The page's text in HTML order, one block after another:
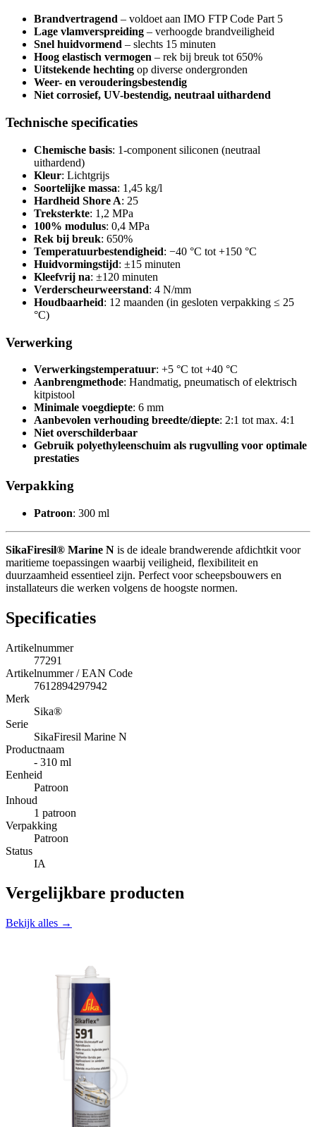
Brandvertragend – voldoet aan IMO FTP Code Part 5
Lage vlamverspreiding – verhoogde brandveiligheid
Snel huidvormend – slechts 15 minuten
Hoog elastisch vermogen – rek bij breuk tot 650%
Uitstekende hechting op diverse ondergronden
Weer- en verouderingsbestendig
Niet corrosief, UV-bestendig, neutraal uithardend
Technische specificaties
Chemische basis: 1-component siliconen (neutraal
uithardend)
Kleur: Lichtgrijs
Soortelijke massa: 1,45 kg/l
Hardheid Shore A: 25
Treksterkte: 1,2 MPa
100% modulus: 0,4 MPa
Rek bij breuk: 650%
Temperatuurbestendigheid: −40 °C tot +150 °C
Huidvormingstijd: ±15 minuten
Kleefvrij na: ±120 minuten
Verderscheurweerstand: 4 N/mm
Houdbaarheid: 12 maanden (in gesloten verpakking ≤ 25
°C)
Verwerking
Verwerkingstemperatuur: +5 °C tot +40 °C
Aanbrengmethode: Handmatig, pneumatisch of elektrisch
kitpistool
Minimale voegdiepte: 6 mm
Aanbevolen verhouding breedte/diepte: 2:1 tot max. 4:1
Niet overschilderbaar
Gebruik polyethyleenschuim als rugvulling voor optimale
prestaties
Verpakking
Patroon: 300 ml
SikaFiresil® Marine N is de ideale brandwerende afdichtkit voor
maritieme toepassingen waarbij veiligheid, flexibiliteit en
duurzaamheid essentieel zijn. Perfect voor scheepsbouwers en
installateurs die werken volgens de hoogste normen.
Specificaties
Artikelnummer
77291
Artikelnummer / EAN Code
7612894297942
Merk
Sika®
Serie
SikaFiresil Marine N
Productnaam
- 310 ml
Eenheid
Patroon
Inhoud
1 patroon
Verpakking
Patroon
Status
IA
Vergelijkbare producten
Bekijk alles →